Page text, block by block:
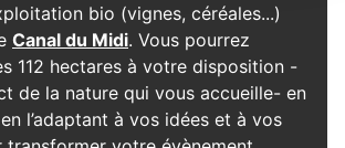
bio (vignes, céréales...)
Canal du Midi. Vous pourrez
112 hectares à votre disposition -
de la nature qui vous accueille- en
l’adaptant à vos idées et à vos